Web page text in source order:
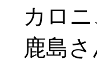
カロニ
鹿島